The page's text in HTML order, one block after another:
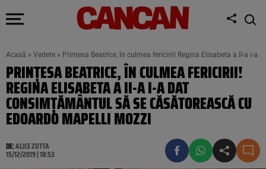
Acasă » Vedete » Prințesa Beatrice, în culmea fericirii! Regina Elisabeta a II-a i-
PRINȚESA BEATRICE, ÎN CULMEA FERICIRII!
REGINA ELISABETA A II-A I-A DAT
CONSIMŢĂMÂNTUL SĂ SE CĂSĂTOREASCĂ CU
EDOARDO MAPELLI MOZZI
DE:ALICE ZOTTA
15/12/2019 | 18:53